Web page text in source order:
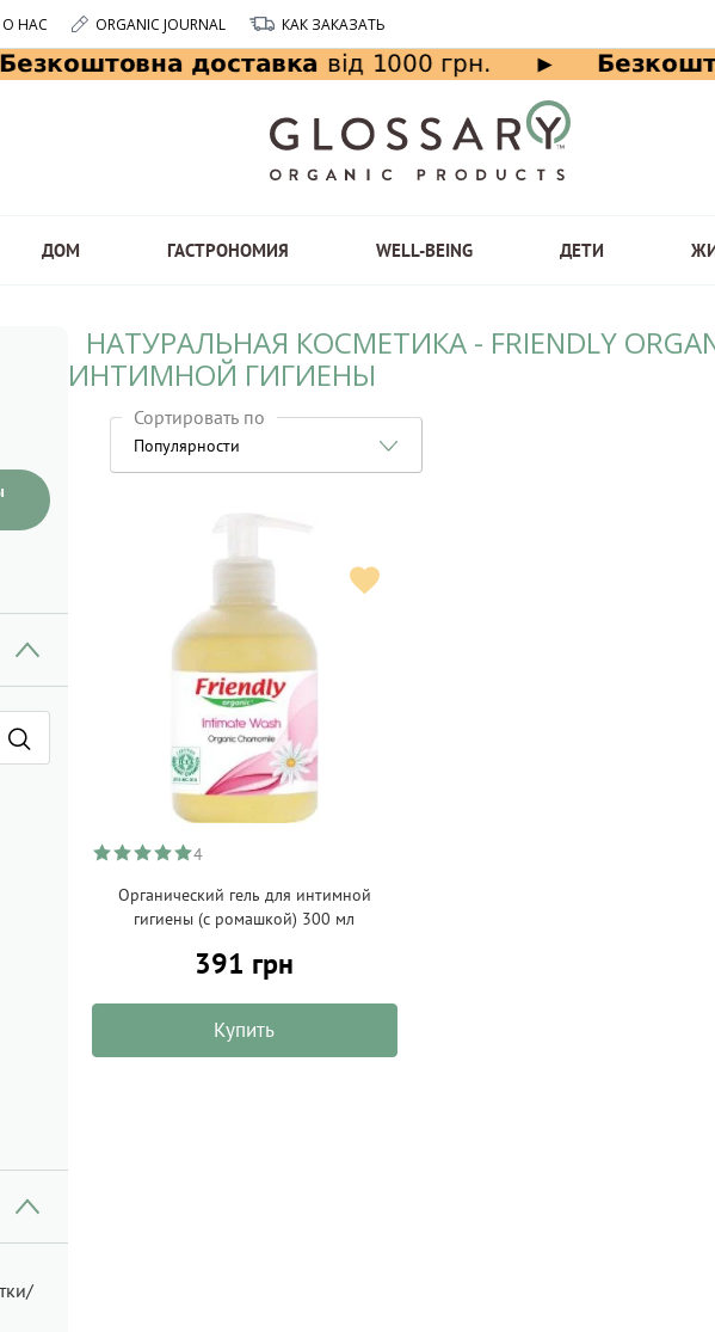
О НАС ORGANIC JOURNAL КАК ЗАКАЗАТЬ
ДОМ ГАСТРОНОМИЯ WELL-BEING ДЕТИ
НАТУРАЛЬНАЯ КОСМЕТИКА - FRIENDLY
ИНТИМНОЙ ГИГИЕНЫ
Сортировать по
Популярности
4
Органический гель для интимной
гигиены (с ромашкой) 300 мл
391 грн
Купить